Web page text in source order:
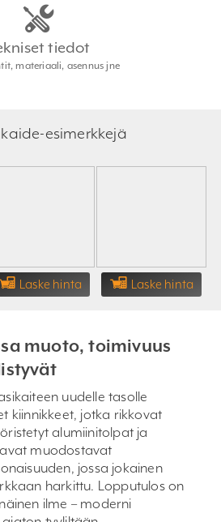
tiedot
materiaali, asennus jne
esimerkkejä
Laske hinta Laske hinta
muoto, toimivuus
uudelle tasolle
kiinnikkeet, jotka rikkovat
alumiinitolpat ja
muodostavat
jossa jokainen
harkittu. Lopputulos on
ilme – moderni